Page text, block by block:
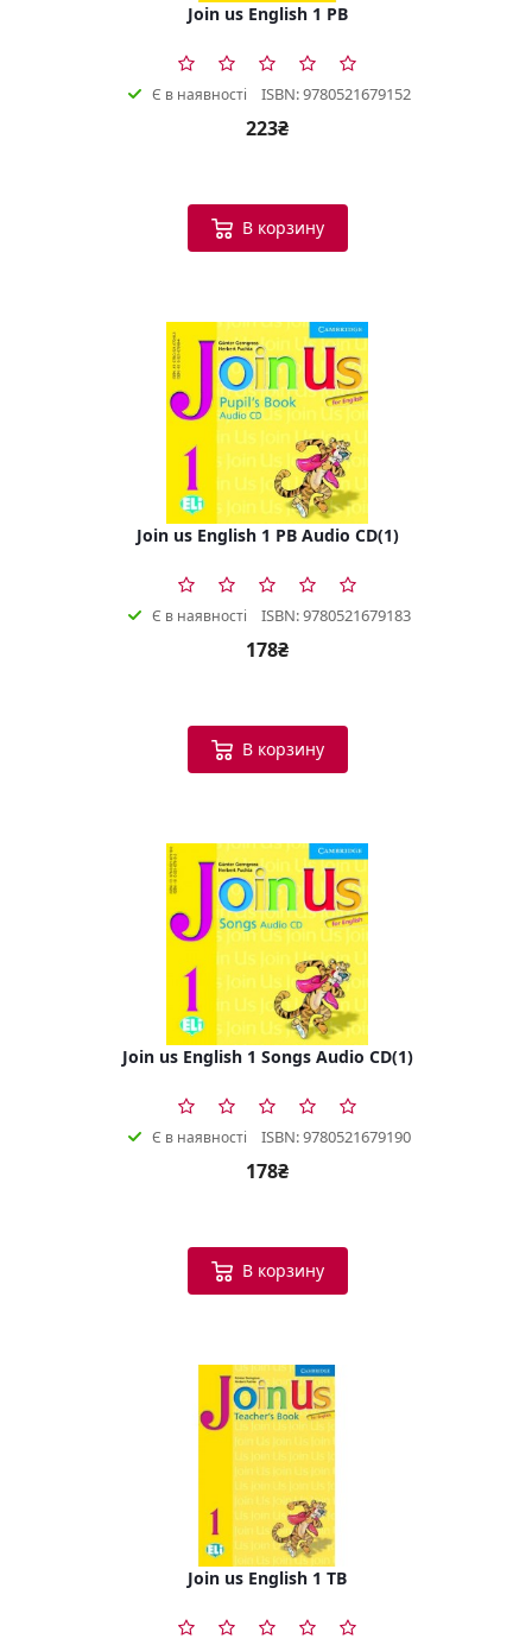
Join us English 1 PB
Є в наявності ISBN: 9780521679152
223₴
В корзину
Join us English 1 PB Audio CD(1)
Є в наявності ISBN: 9780521679183
178₴
В корзину
Join us English 1 Songs Audio CD(1)
Є в наявності ISBN: 9780521679190
178₴
В корзину
Join us English 1 TB